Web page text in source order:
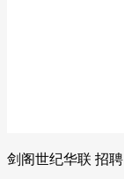
剑阁世纪华联 招聘